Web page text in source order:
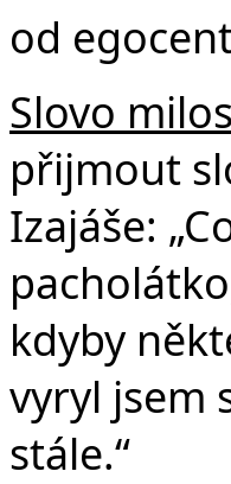
od
Slovo
přijmout
Izajáše:
kdyby
vyryl jsem
stále.“